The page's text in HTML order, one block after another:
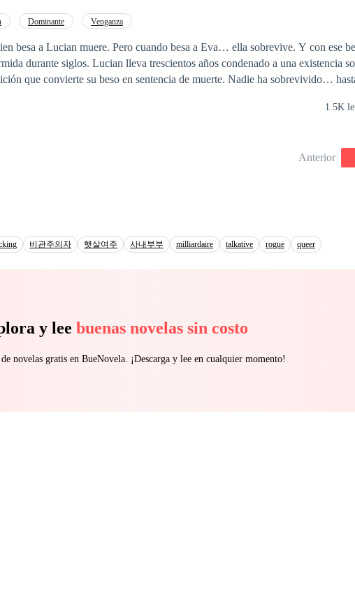
Dominante Venganza
besa a Lucian muere. Pero cuando besa a Eva… ella sobrevive. Y con ese
años condenado a una existencia solitaria, cargando
que convierte su beso en sentencia de muerte. Nadie ha sobrevivido…
en su interior, algo antiguo… algo que la conecta peligrosamente con el 1.5K
Anterior
비관주의자 햇살여주 사내부부 milliardaire talkative rogue queer
y lee buenas novelas sin costo
novelas gratis en BueNovela. ¡Descarga y lee en cualquier momento!